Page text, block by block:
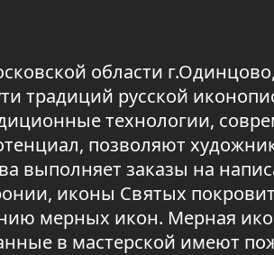
области
традиций русской
технологии,
позволяют
выполняет заказы на
иконы Святых
мерных икон. Мерная
в мастерской имеют